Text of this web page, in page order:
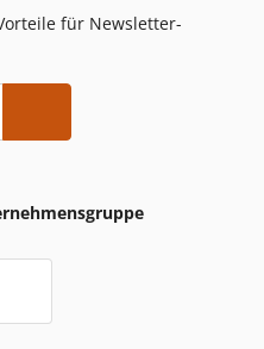
für Newsletter-